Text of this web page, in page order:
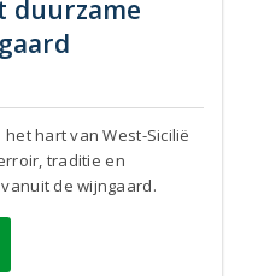
duurzame
hart van West-Sicilië
traditie en
de wijngaard.